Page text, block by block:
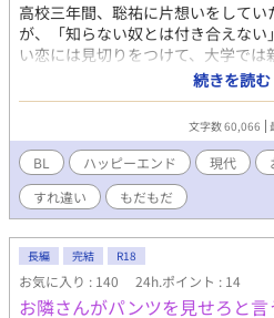
高校三年間、聡祐に片想いをして
が、「知らない奴とは付き合えな
い恋には見切りをつけて、大学で
暮らしを始めた湊だったが、隣に引
た。 隣に自分に好きだと言ったや
と思い、気を遣い距離を取る湊だ
接するようになり、毎日一緒に夕
距離に一度は諦めたのに湊の気持
達になると決めて幸せになれる恋を
ちは諦めずに好きなままでいれば
活、お隣さんラブ。
続きを読む
文字数 60,066
BL ハッピーエンド 現代
すれ違い
もだもだ
長編 完結 R18
お気に入り : 140 24h.ポイント : 14
お隣さんがパンツを見せろと